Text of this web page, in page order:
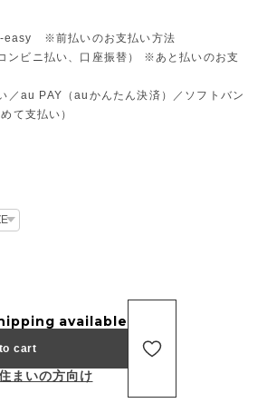
easy ※前払いのお支払い方法
ンビニ払い、口座振替） ※あと払いのお支
／au PAY（auかんたん決済）／ソフトバン
て支払い）
available
cart
まいの方向け